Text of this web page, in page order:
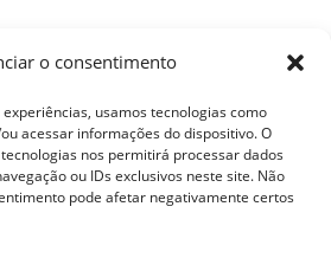
o consentimento
usamos tecnologias como
acessar informações do dispositivo. O
nos permitirá processar dados
ou IDs exclusivos neste site. Não
pode afetar negativamente certos
perfil no Google